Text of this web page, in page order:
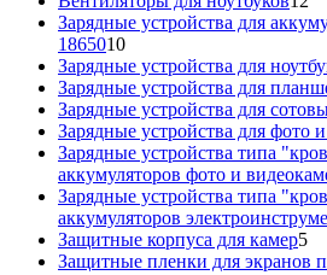
Зарядные устройства для
186501010
товаров
Зарядные устройства для
Зарядные устройства для
Зарядные устройства для
Зарядные устройства для фото
Зарядные устройства типа
аккумуляторов фото и
Зарядные устройства типа
аккумуляторов
Защитные корпуса для камер55
Защитные пленки для экранов